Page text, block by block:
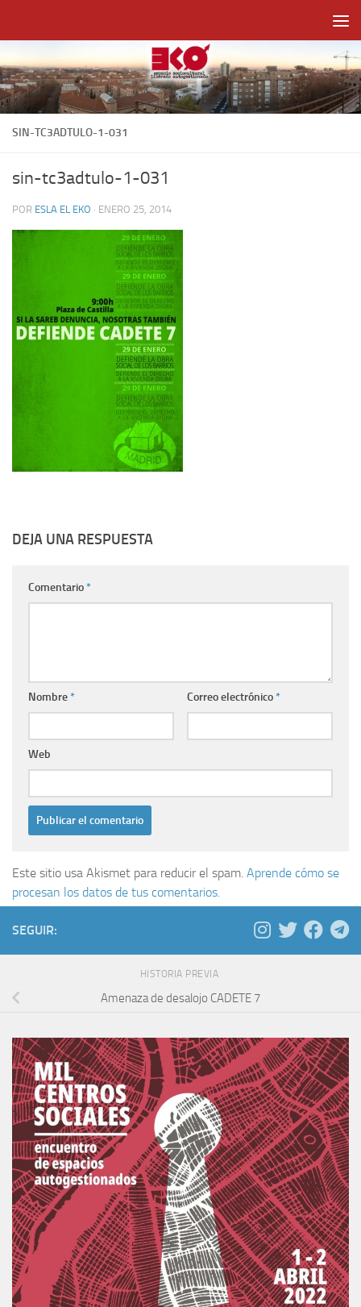
SIN-TC3ADTULO-1-031
sin-tc3adtulo-1-031
POR ESLA EL EKO · ENERO 25, 2014
DEJA UNA RESPUESTA
Comentario*
Nombre* Correo electrónico*
Web
Este sitio usa Akismet para reducir el spam. Aprende cómo se
procesan los datos de tus comentarios.
SEGUIR:
HISTORIA PREVIA
Amenaza de desalojo CADETE 7